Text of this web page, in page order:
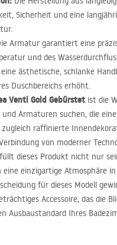
Sicherheit und eine
Armatur garantiert eine
und des
ästhetische, schlanke
Duschbereichs erhöht.
Venti Gold Gebürstet ist die
Armaturen suchen, die eine
raffinierte
von moderner
dieses Produkt nicht nur
einzigartige Atmosphäre
für dieses Modell
Accessoire, das die
Ausbaustandard Ihres